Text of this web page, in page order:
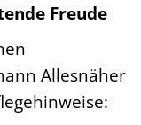
Freude
Allesnäher